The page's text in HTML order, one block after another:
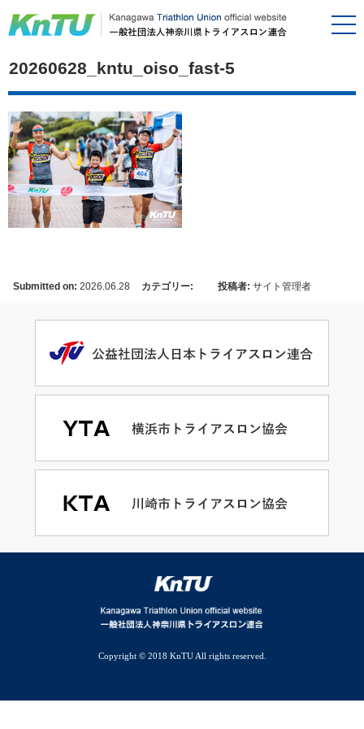
20260628_kntu_oiso_fast-5
Submitted on: 2026.06.28 カテゴリー: 投稿者: サイト管理者
Copyright © 2018 KnTU All rights reserved.